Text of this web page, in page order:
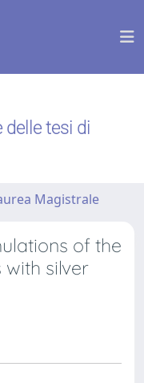
delle tesi di
Magistrale
of the
silver